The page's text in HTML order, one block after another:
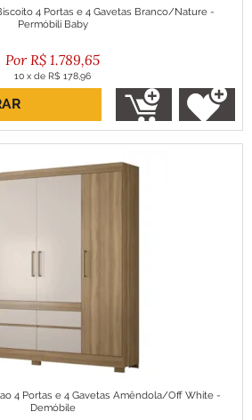
4 Portas e 4 Gavetas Branco/Nature -
Permóbili Baby
R$ 1.789,65
10 x de R$ 178,96
ou R$ 1.610,68 no boleto
4 Portas e 4 Gavetas Amêndola/Off White -
Demóbile